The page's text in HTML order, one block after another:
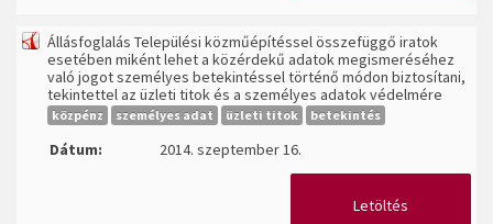
Állásfoglalás Települési közműépítéssel összefüggő iratok
esetében miként lehet a közérdekű adatok megismeréséhez
való jogot személyes betekintéssel történő módon biztosítani,
tekintettel az üzleti titok és a személyes adatok védelmére
közpénz személyes adat üzleti titok betekintés
Dátum: 2014. szeptember 16.
Letöltés